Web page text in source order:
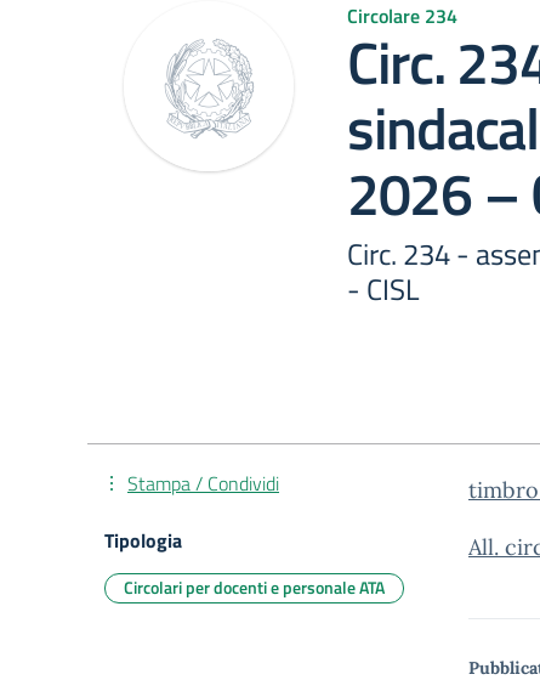
Circolare 234
Circ.
2026 –
Circ. 234 -
- CISL
All.
Stampa / Condividi
Tipologia
Circolari per docenti e personale ATA